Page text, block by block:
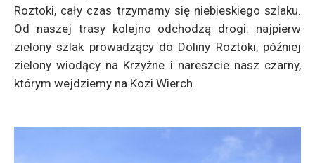
Roztoki, cały czas trzymamy się niebieskiego szlaku.
Od naszej trasy kolejno odchodzą drogi: najpierw
zielony szlak prowadzący do Doliny Roztoki, później
zielony wiodący na Krzyżne i nareszcie nasz czarny,
którym wejdziemy na Kozi Wierch